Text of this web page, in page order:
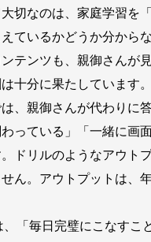
切なのは、家庭学習を
ているかどうか分から
テンツも、親御さんが
十分に果たしています。
、親御さんが代わりに
っている」「一緒に画
ドリルのようなアウト
ん。アウトプットは、
「毎日完璧にこなすこ